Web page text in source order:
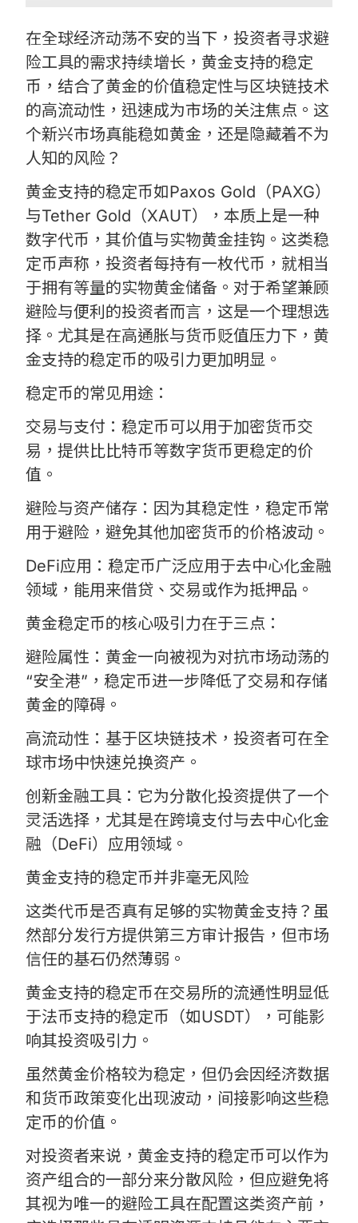
在全球经济动荡不安的当下，投资者寻求避
险工具的需求持续增长，黄金支持的稳定
币，结合了黄金的价值稳定性与区块链技术
的高流动性，迅速成为市场的关注焦点。这
个新兴市场真能稳如黄金，还是隐藏着不为
人知的风险？
黄金支持的稳定币如Paxos Gold（PAXG）
与Tether Gold（XAUT），本质上是一种
数字代币，其价值与实物黄金挂钩。这类稳
定币声称，投资者每持有一枚代币，就相当
于拥有等量的实物黄金储备。对于希望兼顾
避险与便利的投资者而言，这是一个理想选
择。尤其是在高通胀与货币贬值压力下，黄
金支持的稳定币的吸引力更加明显。
稳定币的常见用途：
交易与支付：稳定币可以用于加密货币交
易，提供比比特币等数字货币更稳定的价
值。
避险与资产储存：因为其稳定性，稳定币常
用于避险，避免其他加密货币的价格波动。
DeFi应用：稳定币广泛应用于去中心化金融
领域，能用来借贷、交易或作为抵押品。
黄金稳定币的核心吸引力在于三点：
避险属性：黄金一向被视为对抗市场动荡的
“安全港”，稳定币进一步降低了交易和存储
黄金的障碍。
高流动性：基于区块链技术，投资者可在全
球市场中快速兑换资产。
创新金融工具：它为分散化投资提供了一个
灵活选择，尤其是在跨境支付与去中心化金
融（DeFi）应用领域。
黄金支持的稳定币并非毫无风险
这类代币是否真有足够的实物黄金支持？虽
然部分发行方提供第三方审计报告，但市场
信任的基石仍然薄弱。
黄金支持的稳定币在交易所的流通性明显低
于法币支持的稳定币（如USDT），可能影
响其投资吸引力。
虽然黄金价格较为稳定，但仍会因经济数据
和货币政策变化出现波动，间接影响这些稳
定币的价值。
对投资者来说，黄金支持的稳定币可以作为
资产组合的一部分来分散风险，但应避免将
其视为唯一的避险工具在配置这类资产前，